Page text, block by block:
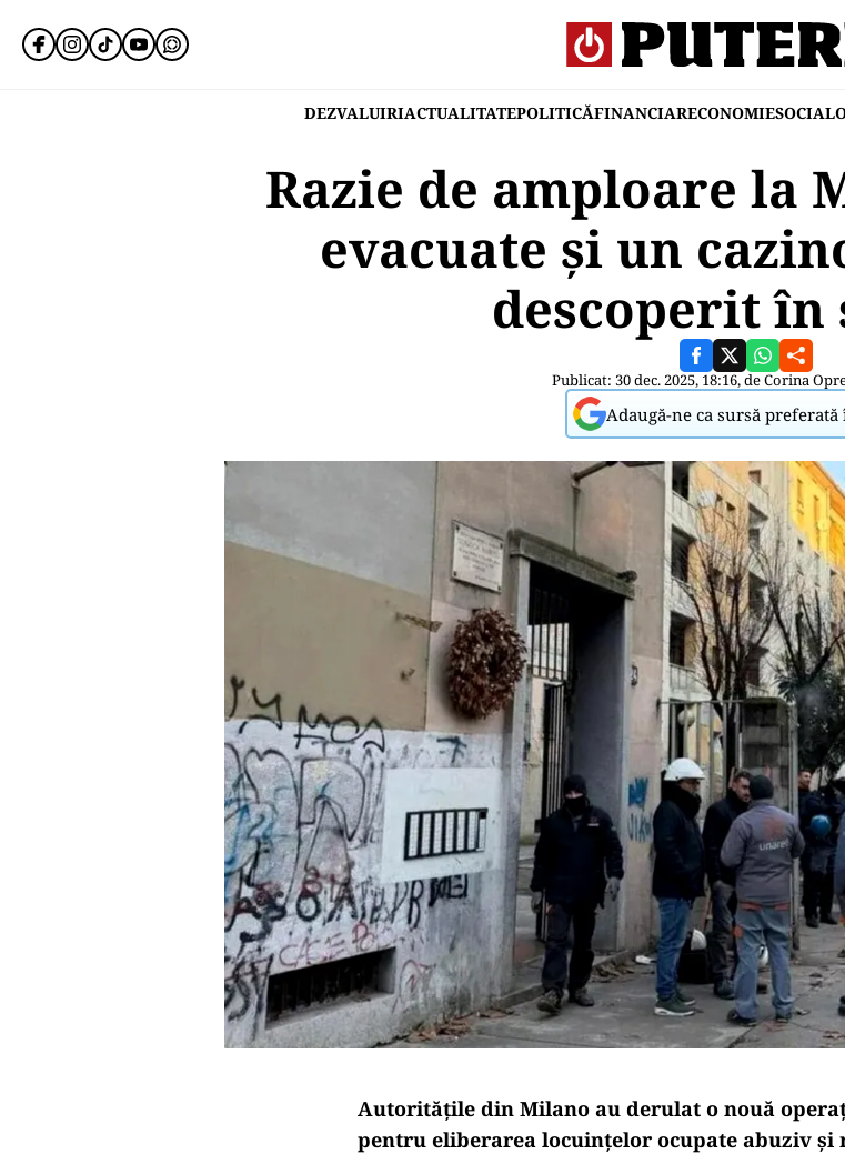
DEZVALUIRIACTUALITATEPOLITICĂFINANCIARECONOMIESOCIAL
Razie de amploare la
evacuate și un
descoperit în
Publicat: 30 dec. 2025, 18:16, deCorina
Adaugă-ne ca sursă preferată
Autoritățile din Milano au derulat o nouă
pentru eliberarea locuințelor ocupate abuziv